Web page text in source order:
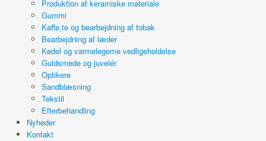
Produktion af keramiske materiale
Gummi
Kaffe,te og bearbejdning af tobak
Bearbejdning af læder
Kedel og varmelegeme vedligeholdelse
Guldsmede og juvelér
Optikere
Sandblæsning
Tekstil
Efterbehandling
Nyheder
Kontakt